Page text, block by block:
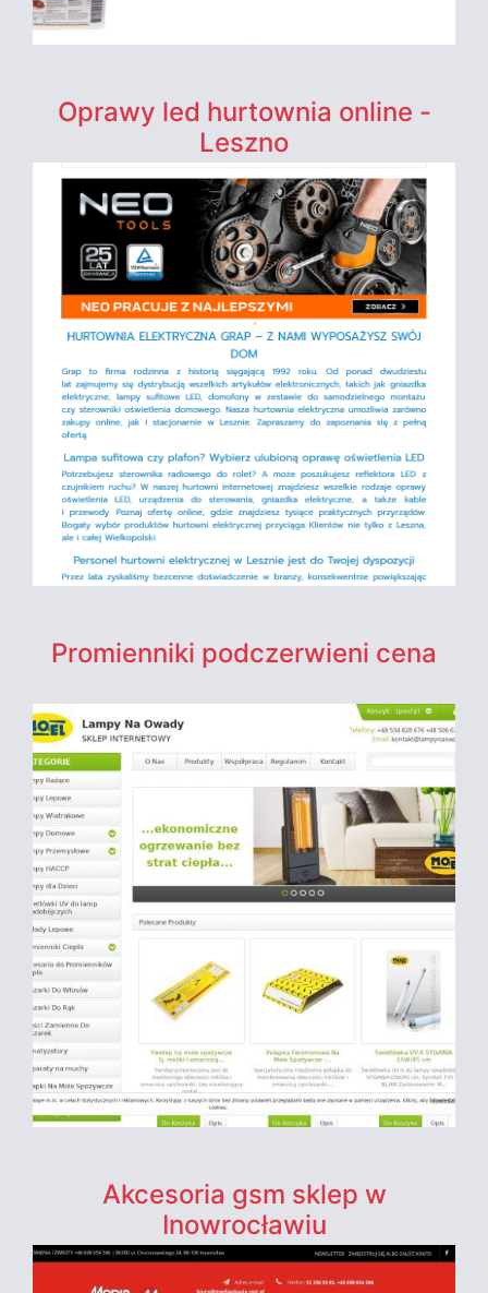
Oprawy led hurtownia online -
Leszno
Promienniki podczerwieni cena
Akcesoria gsm sklep w
Inowrocławiu